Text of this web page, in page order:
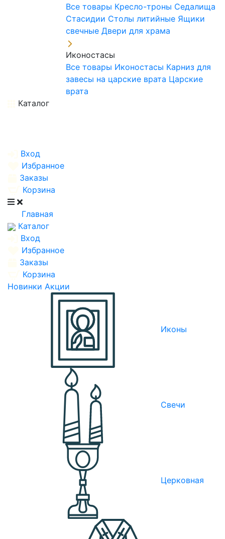
Все товары Кресло-троны Седалища
Стасидии Столы литийные Ящики
свечные Двери для храма
Иконостасы
Все товары Иконостасы Карниз для
завесы на царские врата Царские
врата
Каталог
Вход
Избранное
Заказы
Корзина
Главная
Каталог
Вход
Избранное
Заказы
Корзина
Новинки Акции
Иконы
Свечи
Церковная